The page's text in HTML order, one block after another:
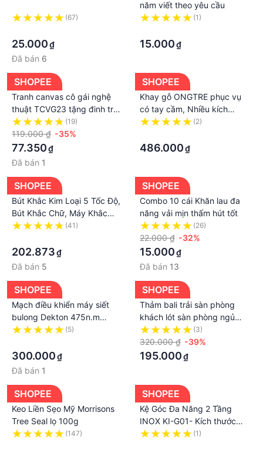
👉 Rổ quay rau có đường kính: 22,5cm, Cao 15,5cm
👉 Chất liệu: Rổ được làm từ nhựa Polypropylene
plastic (PP) an toàn.
👉 Hàng chính hãng
cái rổ bên trong. Sau đó đậy nắp lại, cầm cái tay
quay xoay nhẹ. Cái rổ bên trong sẽ quay, lực ly tâm
sẽ đẩy hết nước đi, thoát ra các lỗ nhỏ ở rổ bên
ngoài. Mở ra, rau khô ráo, sẵn sàng để dùng ngay.
#rổ_quay_rau
#rổ_quay_rau_ikea
#rổ_quay_rau_loại_nào_tốt
#quay_rau
#rổ_vắt_rau
#rổ_quay_rau_sống
#đồ_quay_rau
#rổ_vắt_rau_sống
#quay_rau_sống
#rổ_vẩy_rau
#rổ_vắt_rau_ly_tâm
#rổ_quay_rau_ly_tâm
#rổ_quay
#rổ_quay_rau_của
(67)
25.000₫
Đã bán 6
năm viết theo yêu cầu
(1)
15.000₫
SHOPEE
Tranh canvas cô gái nghệ
thuật TCVG23 tặng đinh treo
tranh
(19)
119.000 ₫ -35%
77.350₫
Đã bán 1
SHOPEE
Khay gỗ ONGTRE phục vụ
có tay cầm, Nhiều kích
thước phục vụ nhà hàng,
(2)
486.000₫
SHOPEE
Bút Khắc Kim Loại 5 Tốc Độ,
Bút Khắc Chữ, Máy Khắc
Chữ
(41)
202.873₫
Đã bán 5
SHOPEE
Combo 10 cái Khăn lau đa
năng vải mịn thấm hút tốt
(26)
22.000 ₫ -32%
15.000₫
Đã bán 13
SHOPEE
Mạch điều khiển máy siết
bulong Dekton 475n.m
không chổi than
(5)
300.000₫
Đã bán 1
SHOPEE
Thảm bali trải sàn phòng
khách lót sàn phòng ngủ
decor trang trí phòng sofa
thảm 2mx3m 5D nỉ lì cao
cấp - Sam-
(3)
320.000 ₫ -39%
195.000₫
SHOPEE
Keo Liền Sẹo Mỹ Morrisons
Tree Seal lọ 100g
(147)
SHOPEE
Kệ Góc Đa Năng 2 Tầng
INOX KI-G01- Kích thước
32x25x42cm (1)